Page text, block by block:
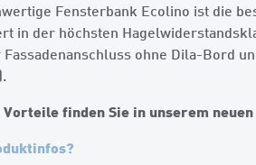
Fensterbank Ecolino ist die
in der höchsten
ohne Dila-Bord
finden Sie in unserem